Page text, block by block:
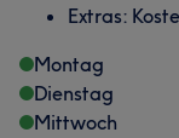
Extras:
Montag
Dienstag
Mittwoch